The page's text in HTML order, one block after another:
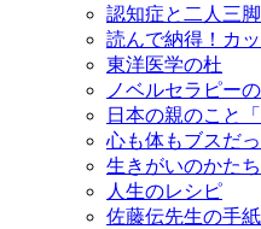
認知症と二人三脚
読んで納得！カ
東洋医学の杜
ノベルセラピー
日本の親のこと
心も体もブスだ
生きがいのかたち
人生のレシピ
佐藤伝先生の手紙